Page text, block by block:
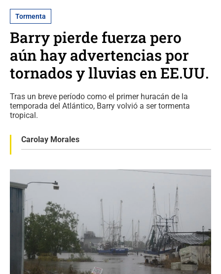
Tormenta
Barry pierde fuerza pero
aún hay advertencias por
tornados y lluvias en EE.UU.
Tras un breve período como el primer huracán de la
temporada del Atlántico, Barry volvió a ser tormenta
tropical.
Carolay Morales